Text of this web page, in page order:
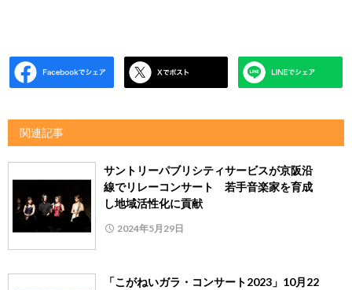
関連記事
サントリーパブリシティサービスが京阪沿
線でリレーコンサート 若手音楽家を育成
し地域活性化に貢献
2024年5月29日
「こがねいガラ・コンサート2023」10月22